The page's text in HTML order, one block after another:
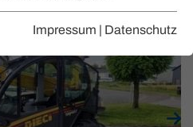
Impressum | Datenschutz